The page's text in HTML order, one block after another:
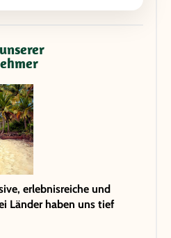
erlebnisreiche und
Länder haben uns tief